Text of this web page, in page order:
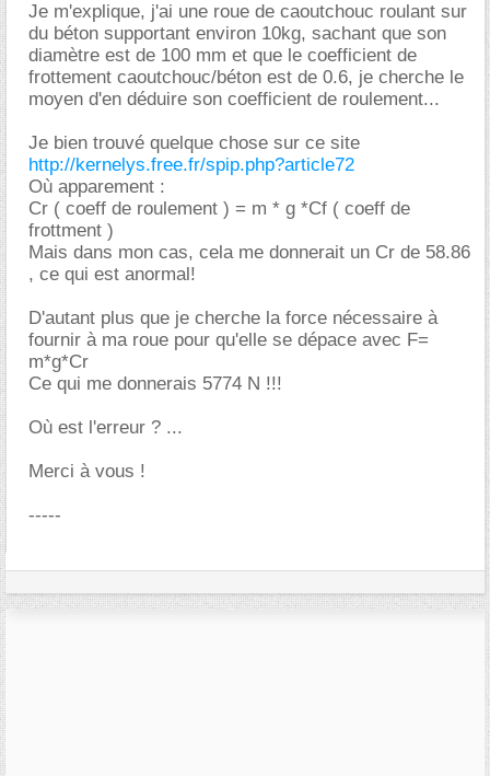
Je m'explique, j'ai une roue de caoutchouc roulant sur
du béton supportant environ 10kg, sachant que son
diamètre est de 100 mm et que le coefficient de
frottement caoutchouc/béton est de 0.6, je cherche le
moyen d'en déduire son coefficient de roulement...
Je bien trouvé quelque chose sur ce site
http://kernelys.free.fr/spip.php?article72
Où apparement :
Cr ( coeff de roulement ) = m * g *Cf ( coeff de
frottment )
Mais dans mon cas, cela me donnerait un Cr de 58.86
, ce qui est anormal!
D'autant plus que je cherche la force nécessaire à
fournir à ma roue pour qu'elle se dépace avec F=
m*g*Cr
Ce qui me donnerais 5774 N !!!
Où est l'erreur ? ...
Merci à vous !
-----